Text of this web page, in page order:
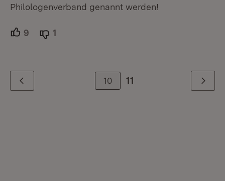
Philologenverband genannt werden!
9 Unterstützer.
1
Zurück 10 11 Weiter